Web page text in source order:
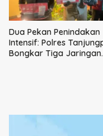
Dua Pekan Penindakan
Intensif: Polres
Bongkar Tiga Jaringan